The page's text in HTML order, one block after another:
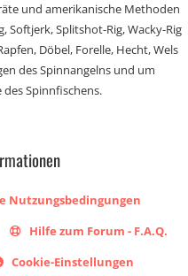
und amerikanische Methoden
Softjerk, Splitshot-Rig, Wacky-Rig
Döbel, Forelle, Hecht, Wels
des Spinnangelns und um
Spinnfischens.
Nutzungsbedingungen
Hilfe zum Forum - F.A.Q.
Cookie-Einstellungen